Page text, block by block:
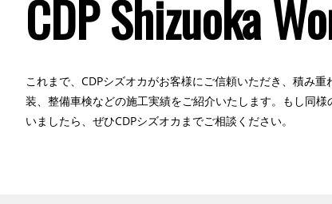
CDP Shizuoka
これまで、CDPシズオカがお客様にご信頼いただき、積み重
装、整備車検などの施工実績をご紹介いたします。もし同
いましたら、ぜひCDPシズオカまでご相談ください。